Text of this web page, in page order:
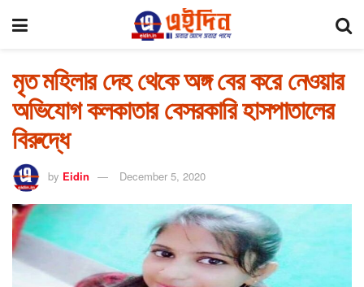
মৃত মহিলার দেহ থেকে অঙ্গ বের করে নেওয়ার
অভিযোগ কলকাতার বেসরকারি হাসপাতালের
বিরুদ্ধে
by Eidin December 5, 2020